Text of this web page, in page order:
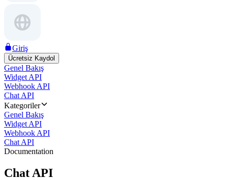
Giriş
Ücretsiz Kaydol
Genel Bakış
Widget API
Webhook API
Chat API
Kategoriler
Genel Bakış
Widget API
Webhook API
Chat API
Documentation
Chat API